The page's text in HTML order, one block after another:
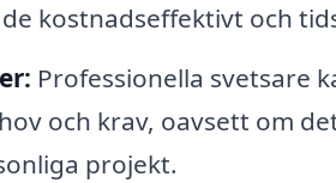
kostnadseffektivt och
Professionella svetsare
och krav, oavsett om
projekt.